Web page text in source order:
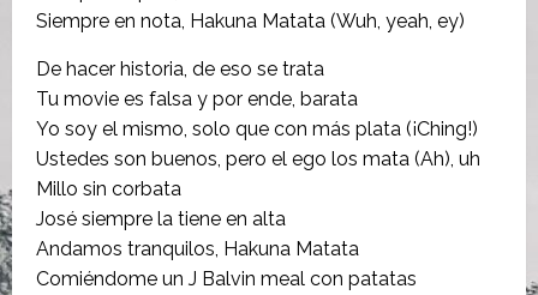
Siempre en nota, Hakuna Matata (Wuh, yeah, ey)
De hacer historia, de eso se trata
Tu movie es falsa y por ende, barata
Yo soy el mismo, solo que con más plata (¡Ching!)
Ustedes son buenos, pero el ego los mata (Ah), uh
Millo sin corbata
José siempre la tiene en alta
Andamos tranquilos, Hakuna Matata
Comiéndome un J Balvin meal con patatas